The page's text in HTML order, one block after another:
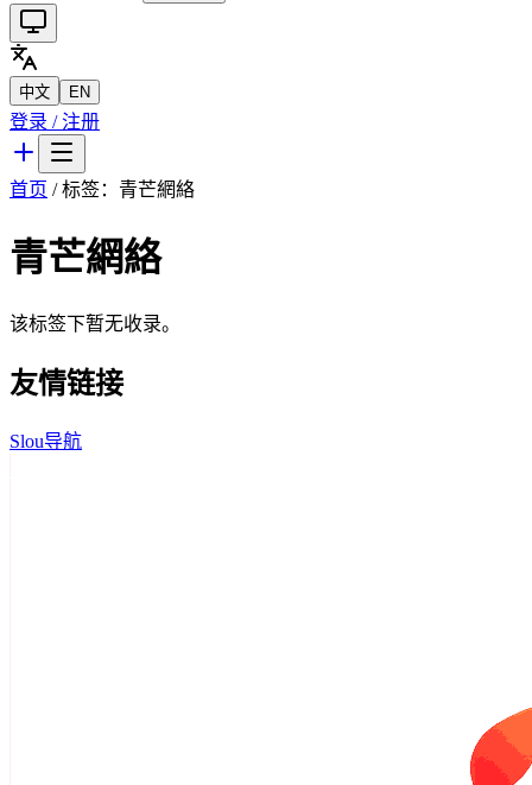
中文 EN
登录 / 注册
首页 / 标签： 青芒網絡
青芒網絡
该标签下暂无收录。
友情链接
Slou导航